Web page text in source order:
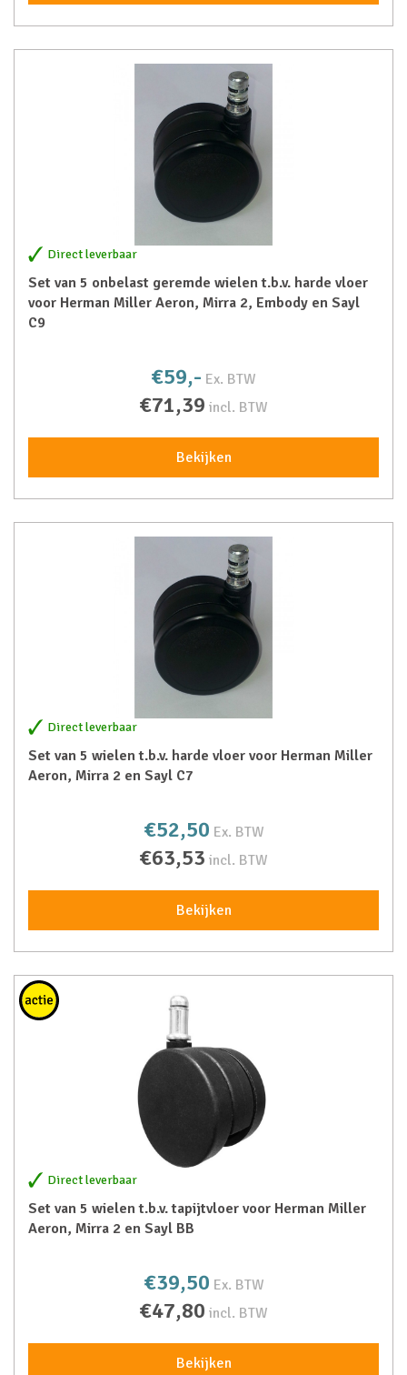
Direct leverbaar
Set van 5 onbelast geremde wielen t.b.v. harde vloer
voor Herman Miller Aeron, Mirra 2, Embody en Sayl
C9
€59,- Ex. BTW
€71,39 incl. BTW
Bekijken
Direct leverbaar
Set van 5 wielen t.b.v. harde vloer voor Herman Miller
Aeron, Mirra 2 en Sayl C7
€52,50 Ex. BTW
€63,53 incl. BTW
Bekijken
Direct leverbaar
Set van 5 wielen t.b.v. tapijtvloer voor Herman Miller
Aeron, Mirra 2 en Sayl BB
€39,50 Ex. BTW
€47,80 incl. BTW
Bekijken